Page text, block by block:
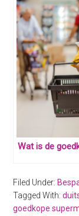
Wat is de
Filed Under:
Tagged With:
goedkope